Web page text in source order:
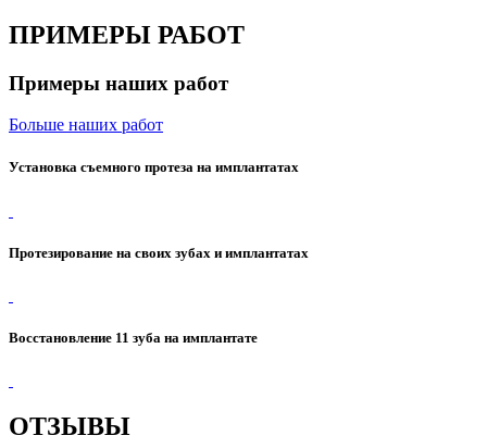
ПРИМЕРЫ РАБОТ
Примеры наших работ
Больше наших работ
Установка съемного протеза на имплантатах
Протезирование на своих зубах и имплантатах
Восстановление 11 зуба на имплантате
ОТЗЫВЫ